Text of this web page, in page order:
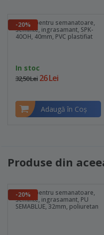
-20%
Furtun pentru semanatoare,
seminte, ingrasamant, SPK-
40OH, 40mm, PVC plastifiat
In stoc
32,50 Lei 26 Lei
Adaugă în Coş
Produse din
-20%
Furtun pentru semanatoare,
seminte, ingrasamant, PU
SEMABLUE, 32mm, poliuretan